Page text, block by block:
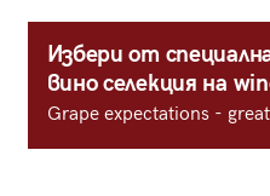
Избери от
вино селекция на
Grape expectations -